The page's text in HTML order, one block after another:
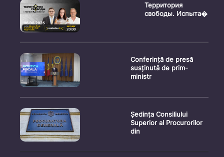
Территория
свободы. Испыта�
Conferință de presă
susținută de prim-
ministr
Ședința Consiliului
Superior al Procurorilor
din